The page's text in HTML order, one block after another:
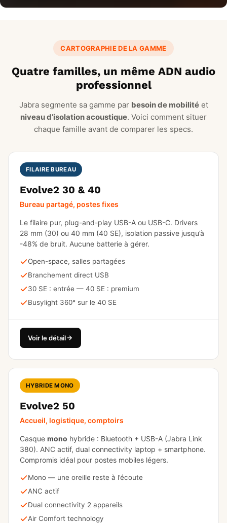
CARTOGRAPHIE DE LA GAMME
Quatre familles, un même ADN audio
professionnel
Jabra segmente sa gamme par besoin de mobilitéet
niveau d’isolation acoustique. Voici comment situer
chaque famille avant de comparer les specs.
FILAIRE BUREAU
Evolve2 30 & 40
Bureau partagé, postes fixes
Le filaire pur, plug-and-play USB-A ou USB-C. Drivers
28 mm (30) ou 40 mm (40 SE), isolation passive jusqu’à
-48% de bruit. Aucune batterie à gérer.
Open-space, salles partagées
Branchement direct USB
30 SE : entrée — 40 SE : premium
Busylight 360° sur le 40 SE
Voir le détail
HYBRIDE MONO
Evolve2 50
Accueil, logistique, comptoirs
Casque mono hybride : Bluetooth + USB-A (Jabra Link
380). ANC actif, dual connectivity laptop + smartphone.
Compromis idéal pour postes mobiles légers.
Mono — une oreille reste à l’écoute
ANC actif
Dual connectivity 2 appareils
Air Comfort technology